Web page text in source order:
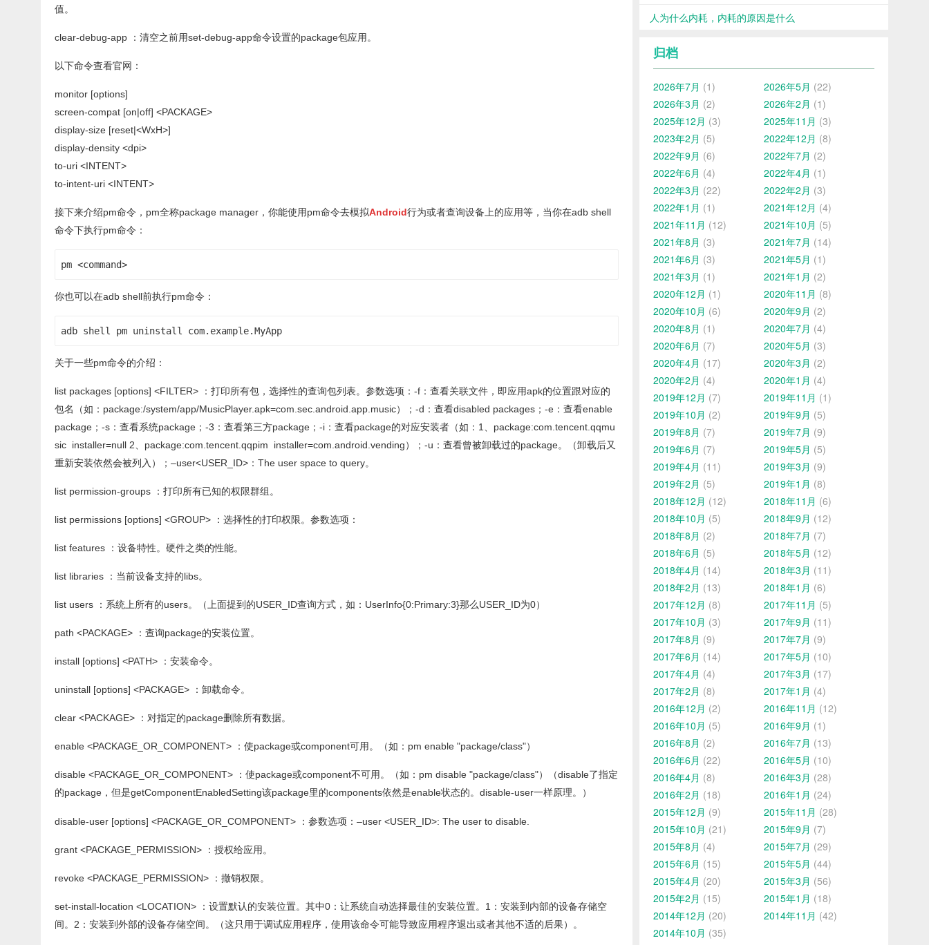
值。
clear-debug-app ：清空之前用set-debug-app命令设置的package包应用。
以下命令查看官网：
monitor [options]
screen-compat [on|off] <PACKAGE>
display-size [reset|<WxH>]
display-density <dpi>
to-uri <INTENT>
to-intent-uri <INTENT>
接下来介绍pm命令，pm全称package manager，你能使用pm命令去模拟Android行为或者查询设备上的应用等，当你在adb shell
命令下执行pm命令：
pm <command>
你也可以在adb shell前执行pm命令：
adb shell pm uninstall com.example.MyApp
关于一些pm命令的介绍：
list packages [options] <FILTER> ：打印所有包，选择性的查询包列表。参数选项：-f：查看关联文件，即应用apk的位置跟对应的
包名（如：package:/system/app/MusicPlayer.apk=com.sec.android.app.music）；-d：查看disabled packages；-e：查看enable
package；-s：查看系统package；-3：查看第三方package；-i：查看package的对应安装者（如：1、package:com.tencent.qqmu
sic installer=null 2、package:com.tencent.qqpim installer=com.android.vending）；-u：查看曾被卸载过的package。（卸载后又
重新安装依然会被列入）；–user<USER_ID>：The user space to query。
list permission-groups ：打印所有已知的权限群组。
list permissions [options] <GROUP> ：选择性的打印权限。参数选项：
list features ：设备特性。硬件之类的性能。
list libraries ：当前设备支持的libs。
list users ：系统上所有的users。（上面提到的USER_ID查询方式，如：UserInfo{0:Primary:3}那么USER_ID为0）
path <PACKAGE> ：查询package的安装位置。
install [options] <PATH> ：安装命令。
uninstall [options] <PACKAGE> ：卸载命令。
clear <PACKAGE> ：对指定的package删除所有数据。
enable <PACKAGE_OR_COMPONENT> ：使package或component可用。（如：pm enable "package/class"）
disable <PACKAGE_OR_COMPONENT> ：使package或component不可用。（如：pm disable "package/class"）（disable了指定
的package，但是getComponentEnabledSetting该package里的components依然是enable状态的。disable-user一样原理。）
disable-user [options] <PACKAGE_OR_COMPONENT> ：参数选项：–user <USER_ID>: The user to disable.
grant <PACKAGE_PERMISSION> ：授权给应用。
revoke <PACKAGE_PERMISSION> ：撤销权限。
set-install-location <LOCATION> ：设置默认的安装位置。其中0：让系统自动选择最佳的安装位置。1：安装到内部的设备存储空
间。2：安装到外部的设备存储空间。（这只用于调试应用程序，使用该命令可能导致应用程序退出或者其他不适的后果）。
人为什么内耗，内耗的原因是什么
归档
2026年7月 (1) 2026年5月 (22)
2026年3月 (2) 2026年2月 (1)
2025年12月 (3) 2025年11月 (3)
2023年2月 (5) 2022年12月 (8)
2022年9月 (6) 2022年7月 (2)
2022年6月 (4) 2022年4月 (1)
2022年3月 (22) 2022年2月 (3)
2022年1月 (1) 2021年12月 (4)
2021年11月 (12) 2021年10月 (5)
2021年8月 (3) 2021年7月 (14)
2021年6月 (3) 2021年5月 (1)
2021年3月 (1) 2021年1月 (2)
2020年12月 (1) 2020年11月 (8)
2020年10月 (6) 2020年9月 (2)
2020年8月 (1) 2020年7月 (4)
2020年6月 (7) 2020年5月 (3)
2020年4月 (17) 2020年3月 (2)
2020年2月 (4) 2020年1月 (4)
2019年12月 (7) 2019年11月 (1)
2019年10月 (2) 2019年9月 (5)
2019年8月 (7) 2019年7月 (9)
2019年6月 (7) 2019年5月 (5)
2019年4月 (11) 2019年3月 (9)
2019年2月 (5) 2019年1月 (8)
2018年12月 (12) 2018年11月 (6)
2018年10月 (5) 2018年9月 (12)
2018年8月 (2) 2018年7月 (7)
2018年6月 (5) 2018年5月 (12)
2018年4月 (14) 2018年3月 (11)
2018年2月 (13) 2018年1月 (6)
2017年12月 (8) 2017年11月 (5)
2017年10月 (3) 2017年9月 (11)
2017年8月 (9) 2017年7月 (9)
2017年6月 (14) 2017年5月 (10)
2017年4月 (4) 2017年3月 (17)
2017年2月 (8) 2017年1月 (4)
2016年12月 (2) 2016年11月 (12)
2016年10月 (5) 2016年9月 (1)
2016年8月 (2) 2016年7月 (13)
2016年6月 (22) 2016年5月 (10)
2016年4月 (8) 2016年3月 (28)
2016年2月 (18) 2016年1月 (24)
2015年12月 (9) 2015年11月 (28)
2015年10月 (21) 2015年9月 (7)
2015年8月 (4) 2015年7月 (29)
2015年6月 (15) 2015年5月 (44)
2015年4月 (20) 2015年3月 (56)
2015年2月 (15) 2015年1月 (18)
2014年12月 (20) 2014年11月 (42)
2014年10月 (35)